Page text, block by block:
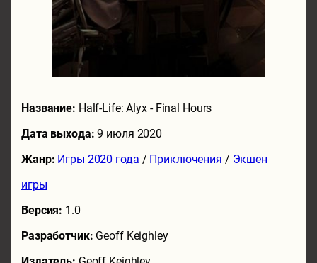
Название: Half-Life: Alyx - Final Hours
Дата выхода:9 июля 2020
Жанр: Игры 2020 года / Приключения / Экшен
игры
Версия: 1.0
Разработчик: Geoff Keighley